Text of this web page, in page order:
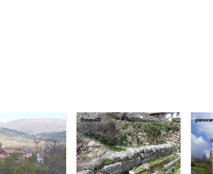
Estepa32